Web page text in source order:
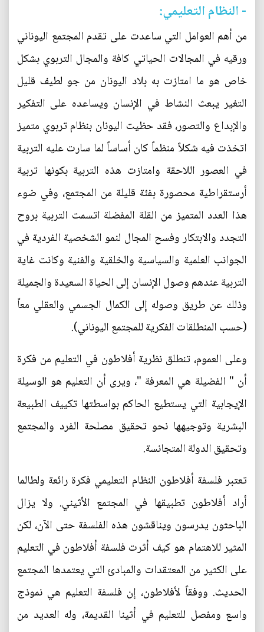
- النظام التعليمي:
من أهم العوامل التي ساعدت على تقدم المجتمع اليوناني
ورقيه في المجالات الحياتي كافة والمجال التربوي بشكل
خاص هو ما امتازت به بلاد اليونان من جو لطيف قليل
التغير يبعث النشاط في الإنسان ويساعده على التفكير
والإبداع والتصور، فقد حظيت اليونان بنظام تربوي متميز
اتخذت فيه شكلاً منظماً كان أساساً لما سارت عليه التربية
في العصور اللاحقة وامتازت هذه التربية بكونها تربية
أرستقراطية محصورة بفئة قليلة من المجتمع، وفي ضوء
هذا العدد المتميز من القلة المفضلة اتسمت التربية بروح
التجدد والابتكار وفسح المجال لنمو الشخصية الفردية في
الجوانب العلمية والسياسية والخلقية والفنية وكانت غاية
التربية عندهم وصول الإنسان إلى الحياة السعيدة والجميلة
وذلك عن طريق وصوله إلى الكمال الجسمي والعقلي معاً
(حسب المنطلقات الفكرية للمجتمع اليوناني).
وعلى العموم، تنطلق نظرية أفلاطون في التعليم من فكرة
أن " الفضيلة هي المعرفة "، ويرى أن التعليم هو الوسيلة
الإيجابية التي يستطيع الحاكم بواسطتها تكييف الطبيعة
البشرية وتوجيهها نحو تحقيق مصلحة الفرد والمجتمع
وتحقيق الدولة المتجانسة.
تعتبر فلسفة أفلاطون النظام التعليمي فكرة رائعة ولطالما
أراد أفلاطون تطبيقها في المجتمع الأثيني. ولا يزال
الباحثون يدرسون ويناقشون هذه الفلسفة حتى الآن، لكن
المثير للاهتمام هو كيف أثرت فلسفة أفلاطون في التعليم
على الكثير من المعتقدات والمبادئ التي يعتمدها المجتمع
الحديث. ووفقاً لأفلاطون، إن فلسفة التعليم هي نموذج
واسع ومفصل للتعليم في أثينا القديمة، وله العديد من